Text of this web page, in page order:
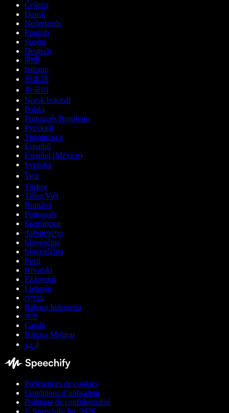
Čeština
Dansk
Nederlands
English
Suomi
Deutsch
हिन्दी
Italiano
日本語
한국어
Norsk bokmål
Polski
Português Brasileiro
Русский
Українська
Español
Español (México)
Svenska
ไทย
Türkçe
Tiếng Việt
Română
Português
Български
ქართული
Slovenčina
Slovenščina
Eesti
Hrvatski
Ελληνικά
Lietuvių
עברית
Bahasa Indonesia
বাংলা
Català
Bahasa Melayu
اردو
Préférences de cookies
Conditions d’utilisation
Politique de confidentialité